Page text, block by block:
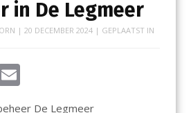
in De Legmeer
| 20 DECEMBER 2024| GEPLAATST IN
E
De Legmeer